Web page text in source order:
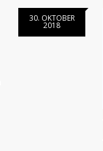
30. OKTOBER
2018